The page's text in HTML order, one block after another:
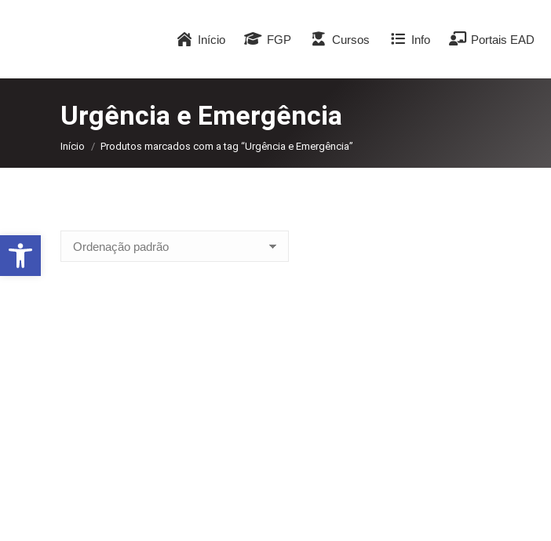
Início FGP Cursos Info Portais EAD
Urgência e Emergência
Você está aqui:
Início Produtos marcados com a tag “Urgência e Emergência”
Abrir a barra de ferramentas